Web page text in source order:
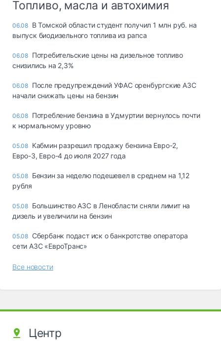
Топливо, масла и автохимия
06.08 В Томской области студент получил 1 млн руб. на
выпуск биодизельного топлива из рапса
06.08 Потребительские цены на дизельное топливо
снизились на 2,3%
06.08 После предупреждений УФАС оренбургские АЗС
начали снижать цены на бензин
06.08 Потребление бензина в Удмуртии вернулось почти
к нормальному уровню
05.08 Кабмин разрешил продажу бензина Евро-2,
Евро-3, Евро-4 до июля 2027 года
05.08 Бензин за неделю подешевел в среднем на 1,12
рубля
05.08 Большинство АЗС в Ленобласти сняли лимит на
дизель и увеличили на бензин
05.08 Сбербанк подаст иск о банкротстве оператора
сети АЗС «ЕвроТранс»
Все новости
Центр